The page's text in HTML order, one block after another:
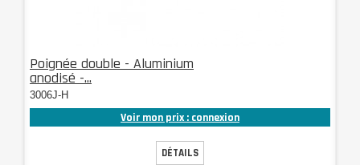
Poignée double - Aluminium
anodisé -...
3006J-H
Voir mon prix : connexion
DÉTAILS